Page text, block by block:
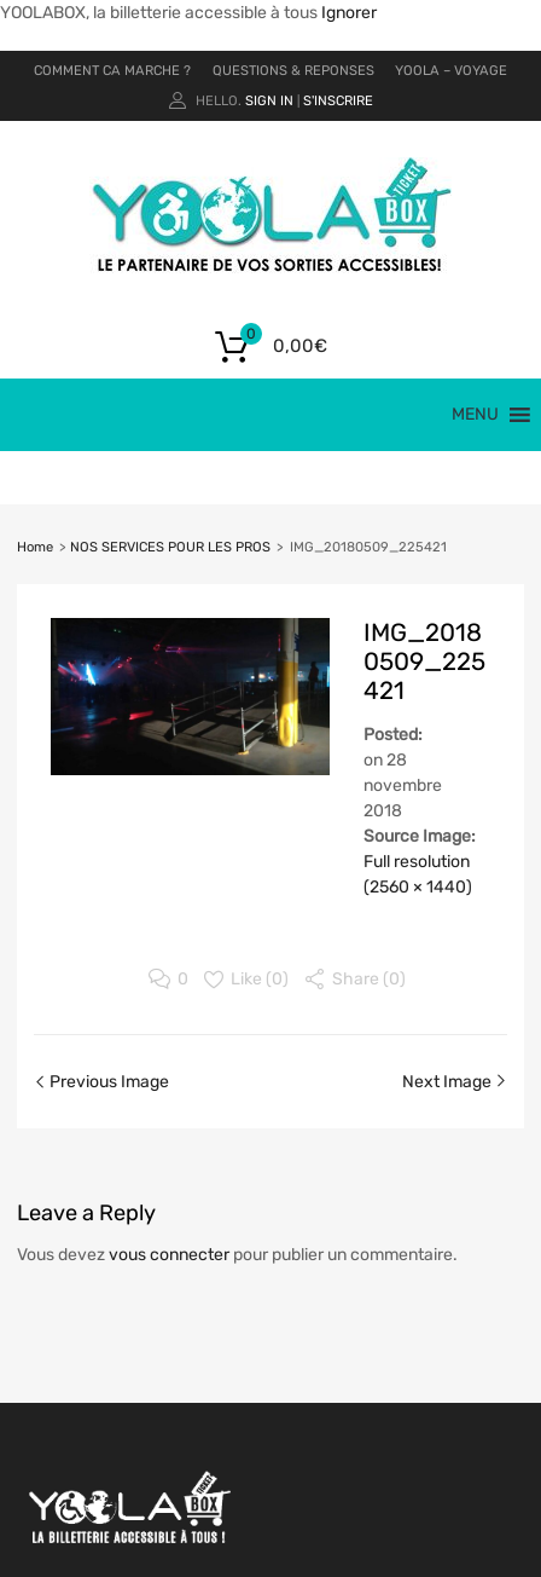
YOOLABOX, la billetterie accessible à tous Ignorer
COMMENT CA MARCHE ? QUESTIONS & REPONSES
YOOLA – VOYAGE
HELLO. SIGN IN S'INSCRIRE
0,00€
0
MENU
Home > NOS SERVICES POUR LES PROS > IMG_20180509_225421
IMG_2018
0509_225
421
Posted:
on28
novembre
2018
Source Image:
Full resolution
(2560 × 1440)
0 Like (0) Share (0)
Previous Image Next Image
Leavea Reply
Vous devezvous connecterpour publier un commentaire.